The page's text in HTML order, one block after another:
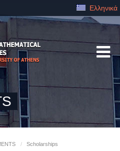
Ελληνικά
/ Scholarships